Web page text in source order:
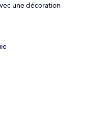
une décoration